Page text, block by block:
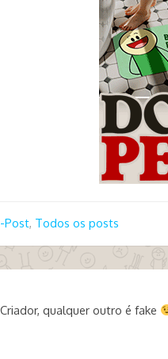
Post, Todos os posts
qualquer outro é fake